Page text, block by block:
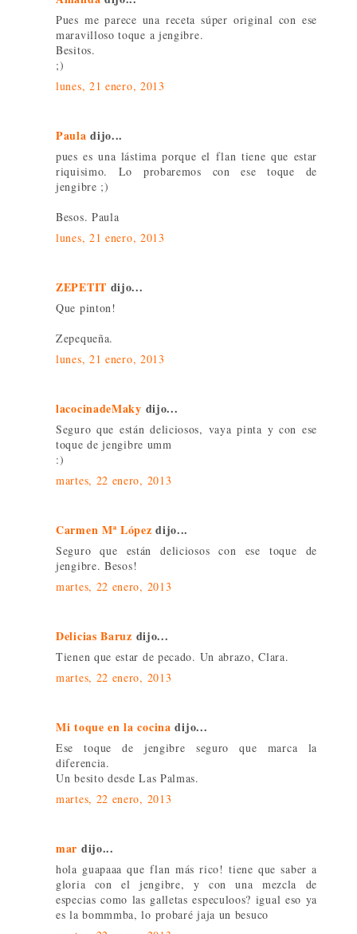
Pues me parece una receta súper original con ese
maravilloso toque a jengibre.
Besitos.
;)
lunes, 21 enero, 2013
Paula dijo...
pues es una lástima porque el flan tiene que estar
riquisimo. Lo probaremos con ese toque de
jengibre ;)
Besos. Paula
lunes, 21 enero, 2013
ZEPETIT dijo...
Que pinton!
Zepequeña.
lunes, 21 enero, 2013
lacocinadeMaky dijo...
Seguro que están deliciosos, vaya pinta y con ese
toque de jengibre umm
:)
martes, 22 enero, 2013
Carmen Mª López dijo...
Seguro que están deliciosos con ese toque de
jengibre. Besos!
martes, 22 enero, 2013
Delicias Baruz dijo...
Tienen que estar de pecado. Un abrazo, Clara.
martes, 22 enero, 2013
Mi toque en la cocina dijo...
Ese toque de jengibre seguro que marca la
diferencia.
Un besito desde Las Palmas.
martes, 22 enero, 2013
mar dijo...
hola guapaaa que flan más rico! tiene que saber a
gloria con el jengibre, y con una mezcla de
especias como las galletas especuloos? igual eso ya
es la bommmba, lo probaré jaja un besuco